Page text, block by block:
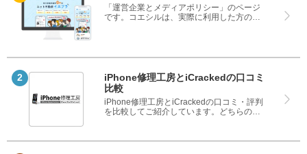
「運営企業とメディアポリシー」のページ
です。コエシルは、実際に利用した方の口
なく、悪い口コミもしっかり掲載している
さい。
iPhone修理工房とiCrackedの口コミ
比較
iPhone修理工房とiCrackedの口コミ・評判
を比較してご紹介しています。どちらのサ
て、iPhone修理工房とiCrackedのどちらを